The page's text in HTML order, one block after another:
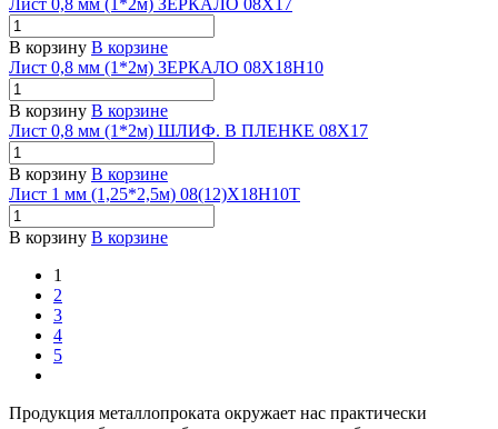
В корзину В корзине
Лист 0,8 мм (1*2м) ЗЕРКАЛО 08Х18Н10
В корзину В корзине
Лист 0,8 мм (1*2м) ШЛИФ. В ПЛЕНКЕ 08Х17
В корзину В корзине
Лист 1 мм (1,25*2,5м) 08(12)Х18Н10Т
В корзину В корзине
1
2
3
4
5
Продукция металлопроката окружает нас практически